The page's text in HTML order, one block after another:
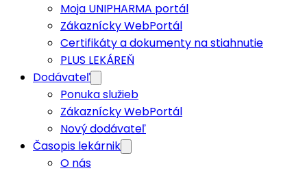
Moja UNIPHARMA portál
Zákaznícky WebPortál
Certifikáty a dokumenty na stiahnutie
PLUS LEKÁREŇ
Dodávateľ
Ponuka služieb
Zákaznícky WebPortál
Nový dodávateľ
Časopis lekárnik
O nás